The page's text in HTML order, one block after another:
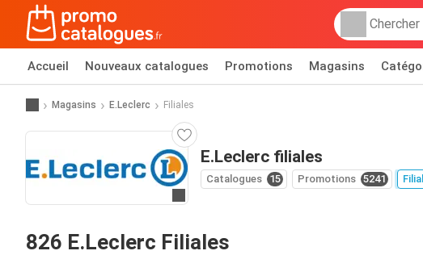
Accueil Nouveaux catalogues Promotions Magasins
Magasins E.Leclerc Filiales
E.Leclerc filiales
Catalogues 15 Promotions 5241
826 E.Leclerc Filiales